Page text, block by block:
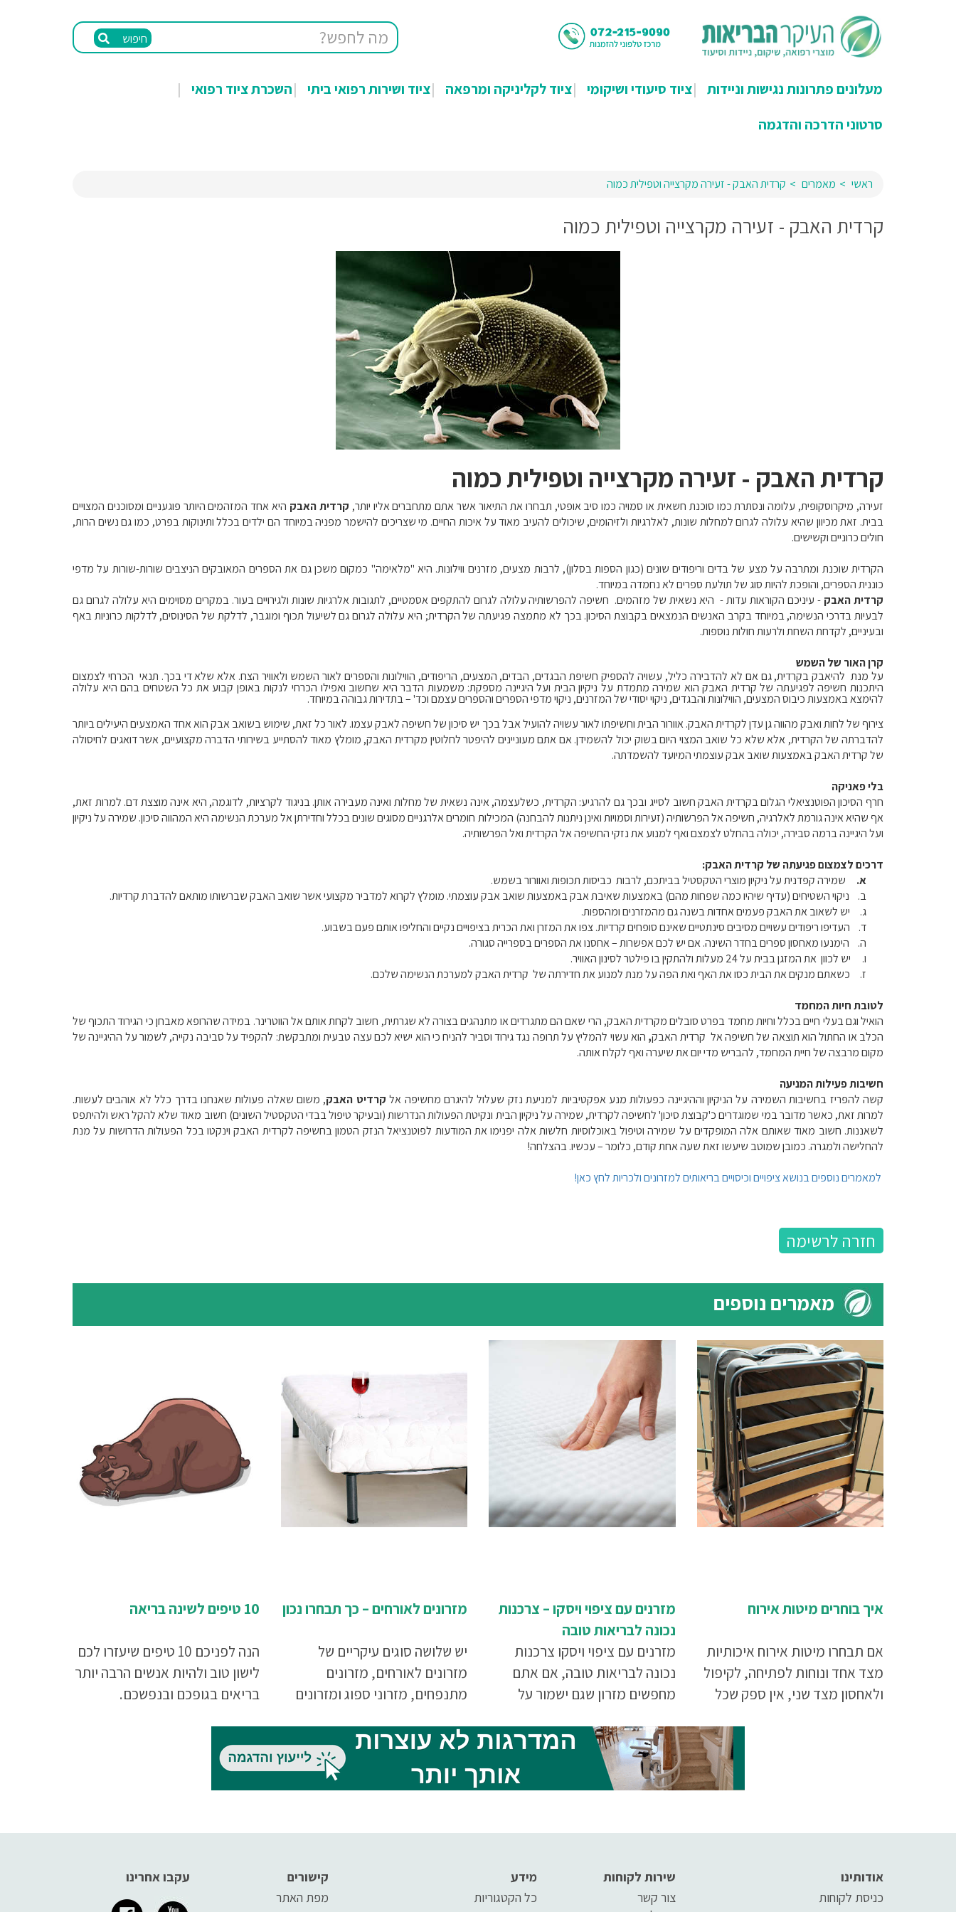
חיפוש
מעלונים פתרונות נגישות וניידות ציוד סיעודי ושיקומי ציוד לקליניקה ומרפאה ציוד ושירות רפואי ביתי
השכרת ציוד רפואי
סרטוני הדרכה והדגמה
ראשי מאמרים קרדית האבק - זעירה מקרצייה וטפילית כמוה
קרדית האבק - זעירה מקרצייה וטפילית כמוה
קרדית האבק - זעירה מקרצייה וטפילית כמוה
זעירה, מיקרוסקופית, עלומה ונסתרת כמו סוכנת חשאית או סמויה כמו סיב אופטי, תבחרו את התיאור אשר אתם מתחברים אליו יותר, קרדית האבק היא אחד המזהמים היותר פוגעניים ומסוכנים המצויים
בבית. זאת מכיוון שהיא עלולה לגרום למחלות שונות, לאלרגיות ולזיהומים, שיכולים להעיב מאוד על איכות החיים. מי שצריכים להישמר מפניה במיוחד הם ילדים בכלל ותינוקות בפרט, כמו גם נשים הרות,
חולים כרוניים וקשישים.
הקרדית שוכנת ומתרבה על מצע של בדים וריפודים שונים (כגון הספות בסלון), לרבות מצעים, מזרנים ווילונות. היא "מלאימה" כמקום משכן גם את הספרים המאובקים הניצבים שורות-שורות על מדפי
כוננית הספרים, והופכת להיות סוג של תולעת ספרים לא נחמדה במיוחד.
קרדית האבק - עיניכם הקוראות עדות - היא נשאית של מזהמים. חשיפה להפרשותיה עלולה לגרום להתקפים אסמטיים, לתגובות אלרגיות שונות ולגירויים בעור. במקרים מסוימים היא עלולה לגרום גם
לבעיות בדרכי הנשימה, במיוחד בקרב האנשים הנמצאים בקבוצת הסיכון. בכך לא מתמצה פגיעתה של הקרדית; היא עלולה לגרום גם לשיעול תכוף ומוגבר, לדלקת של הסינוסים, לדלקות כרוניות באף
ובעיניים, לקדחת השחת ולרעות חולות נוספות.
קרן האור של השמש
על מנת להיאבק בקרדית, גם אם לא להדבירה כליל, עשויה להספיק חשיפת הבגדים, הבדים, המצעים, הריפודים, הווילונות והספרים לאור השמש ולאוויר הצח. אלא שלא די בכך. תנאי הכרחי לצמצום
היתכנות חשיפה לפגיעתה של קרדית האבק הוא שמירה מתמדת על ניקיון הבית ועל היגיינה מספקת: משמעות הדבר היא שחשוב ואפילו הכרחי לנקות באופן קבוע את כל השטחים בהם היא עלולה
להימצא באמצעות כיבוס המצעים, הווילונות והבגדים, ניקוי יסודי של המזרנים, ניקוי מדפי הספרים והספרים עצמם וכד' – בתדירות גבוהה במיוחד.
צירוף של לחות ואבק מהווה גן עדן לקרדית האבק. אוורור הבית וחשיפתו לאור עשויה להועיל אבל בכך יש סיכון של חשיפה לאבק עצמו. לאור כל זאת, שימוש בשואב אבק הוא אחד האמצעים היעילים ביותר
להדברתה של הקרדית, אלא שלא כל שואב המצוי היום בשוק יכול להשמידן. אם אתם מעוניינים להיפטר לחלוטין מקרדית האבק, מומלץ מאוד להסתייע בשירותי הדברה מקצועיים, אשר דואגים לחיסולה
של קרדית האבק באמצעות שואב אבק עוצמתי המיועד להשמדתה.
בלי פאניקה
חרף הסיכון הפוטנציאלי הגלום בקרדית האבק חשוב לסייג ובכך גם להרגיע: הקרדית, כשלעצמה, אינה נשאית של מחלות ואינה מעבירה אותן. בניגוד לקרציות, לדוגמה, היא אינה מוצצת דם. למרות זאת,
אף שהיא אינה גורמת לאלרגיה, חשיפה אל הפרשותיה (זעירות וסמויות ואינן ניתנות להבחנה) המכילות חומרים אלרגניים מסוגים שונים בכלל וחדירתן אל מערכת הנשימה היא המהווה סיכון. שמירה על ניקיון
ועל היגיינה ברמה סבירה, יכולה בהחלט לצמצם ואף למנוע את נזקי החשיפה אל הקרדית ואל הפרשותיה.
דרכים לצמצום פגיעתה של קרדית האבק:
א.
שמירה קפדנית על ניקיון מוצרי הטקסטיל בביתכם, לרבות כביסות תכופות ואוורור בשמש.
ב.
ניקוי השטיחים (עדיף שיהיו כמה שפחות מהם) באמצעות שאיבת אבק באמצעות שואב אבק עוצמתי. מומלץ לקרוא למדביר מקצועי אשר שואב האבק שברשותו מותאם להדברת קרדיות.
ג.
יש לשאוב את האבק פעמים אחדות בשנה גם מהמזרנים ומהספות.
ד.
העדיפו ריפודים עשויים מסיבים סינתטיים שאינם סופחים קרדיות. צפו את המזרן ואת הכרית בציפויים נקיים והחליפו אותם פעם בשבוע.
ה.
הימנעו מאחסון ספרים בחדר השינה. אם יש לכם אפשרות – אחסנו את הספרים בספרייה סגורה.
ו.
יש לכוון את המזגן בבית על 24 מעלות ולהתקין בו פילטר לסינון האוויר.
ז.
כשאתם מנקים את הבית כסו את האף ואת הפה על מנת למנוע את חדירתה של קרדית האבק למערכת הנשימה שלכם.
לטובת חיות המחמד
הואיל וגם בעלי חיים בכלל וחיות מחמד בפרט סובלים מקרדית האבק, הרי שאם הם מתגרדים או מתנהגים בצורה לא שגרתית, חשוב לקחת אותם אל הווטרינר. במידה שהרופא מאבחן כי הגירוד התכוף של
הכלב או החתול הוא תוצאה של חשיפה אל קרדית האבק, הוא עשוי להמליץ על תרופה נגד גירוד וסביר להניח כי הוא ישיא לכם עצה טבעית ומתבקשת: להקפיד על סביבה נקייה, לשמור על ההיגיינה של
מקום מרבצה של חיית המחמד, להבריש מדי יום את שיערה ואף לקלח אותה.
חשיבות פעילות המניעה
קשה להפריז בחשיבות השמירה על הניקיון וההיגיינה כפעולות מנע אפקטיביות למניעת נזק שעלול להיגרם מחשיפה אל קרדיט האבק, משום שאלה פעולות שאנחנו בדרך כלל לא אוהבים לעשות.
למרות זאת, כאשר מדובר במי שמוגדרים כ'קבוצת סיכון' לחשיפה לקרדית, שמירה על ניקיון הבית ונקיטת הפעולות הנדרשות (ובעיקר טיפול בבדי הטקסטיל השונים) חשוב מאוד שלא להקל ראש ולהיתפס
לשאננות. חשוב מאוד שאותם אלה המופקדים על שמירה וטיפול באוכלוסיות חלשות אלה יפנימו את המודעות לפוטנציאל הנזק הטמון בחשיפה לקרדית האבק וינקטו בכל הפעולות הדרושות על מנת
להחלישה ולמגרה. כמובן שמוטב שיעשו זאת שעה אחת קודם, כלומר – עכשיו. בהצלחה!
למאמרים נוספים בנושא ציפויים וכיסויים בריאותים למזרונים ולכריות לחץ כאן!
חזרה לרשימה
מאמרים נוספים
10 טיפים לשינה בריאה
הנה לפניכם 10 טיפים שיעזרו לכם
לישון טוב ולהיות אנשים הרבה יותר
בריאים בגופכם ובנפשכם.
מזרונים לאורחים – כך תבחרו נכון
יש שלושה סוגים עיקריים של
מזרונים לאורחים, מזרונים
מתנפחים, מזרוני ספוג ומזרונים
לבחור צריכה להתקבל בעיקר על
פי הפרמטרים הבאים: תדירות
האירוח, המקום העומד לרשותכם,
מזרנים עם ציפוי ויסקו – צרכנות
נכונה לבריאות טובה
מזרנים עם ציפוי ויסקו צרכנות
נכונה לבריאות טובה, אם אתם
מחפשים מזרון שגם ישמור על
באיכות מעולה לאורך זמן, אתם
צריכים מזרון עם ציפוי ויסקו. למה?
הנה לפניכם כל הסיבות.
איך בוחרים מיטות אירוח
אם תבחרו מיטות אירוח איכותיות
מצד אחד ונוחות לפתיחה, לקיפול
ולאחסון מצד שני, אין ספק שכל
עקבו אחרינו
קישורים
מפת האתר
מידע
כל הקטגוריות
שירות לקוחות
צור קשר
אודותינו
כניסת לקוחות